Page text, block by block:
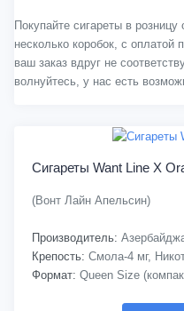
Покупайте сигареты в
несколько коробок, с
ваш заказ вдруг не
волнуйтесь, у нас есть
Сигареты Want Line X
(Вонт Лайн Апельсин)
Производитель:
Крепость: Смола-4 мг,
Формат: Queen Size